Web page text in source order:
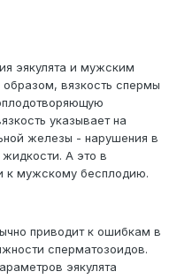
эякулята и мужским
вязкость спермы
указывает на
железы - нарушения в
А это в
к мужскому бесплодию.
приводит к ошибкам в
сперматозоидов.
эякулята